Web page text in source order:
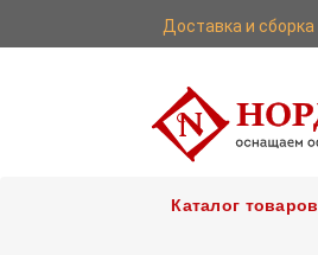
Доставка и сборка
Каталог товаров